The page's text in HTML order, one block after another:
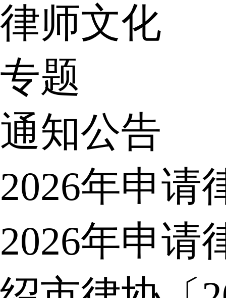
律师文化
专题
通知公告
2026年申请
2026年申请